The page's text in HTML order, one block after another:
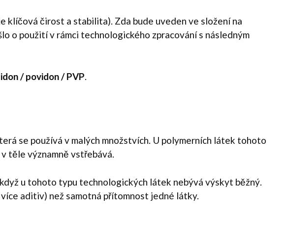
klíčová čirost a stabilita). Zda bude uveden ve složení na
o použití v rámci technologického zpracování s následným
/ povidon / PVP
se používá v malých množstvích. U polymerních látek tohoto
těle významně vstřebává.
u tohoto typu technologických látek nebývá výskyt běžný.
aditiv) než samotná přítomnost jedné látky.